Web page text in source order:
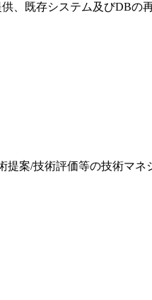
、既存システム及びDBの
提案/技術評価等の技術マネ